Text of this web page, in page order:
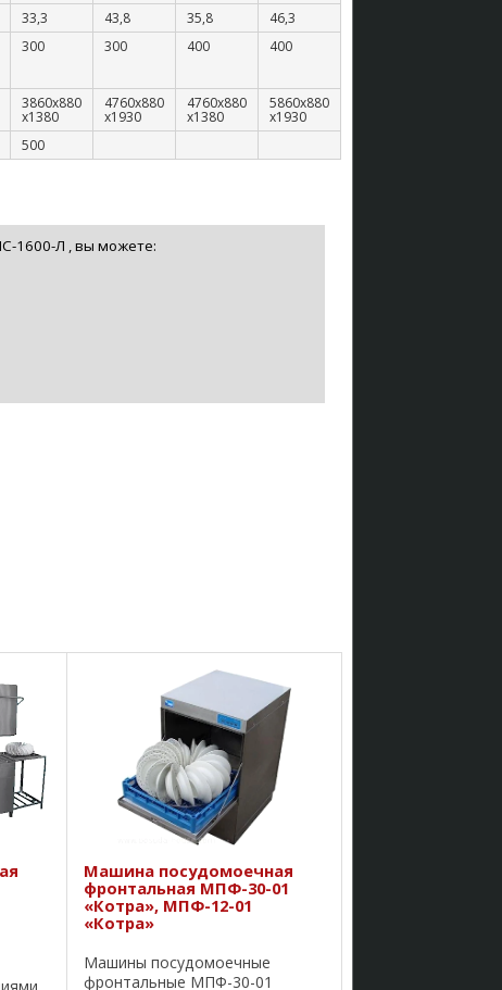
33,3 43,8 35,8
46,3
300 300 400 400
3860х880
х1380
4760х880
х1930
4760х880
х1380
5860х880
х1930
500
1600-Л , вы можете:
Машина посудомоечная
фронтальная МПФ-30-01
«Котра», МПФ-12-01
«Котра»
Машины посудомоечные
фронтальные МПФ-30-01